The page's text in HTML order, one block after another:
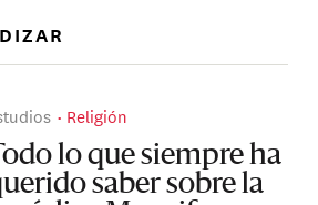
Religión
lo que siempre ha
saber sobre la